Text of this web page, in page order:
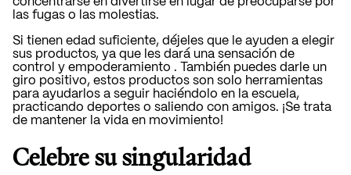
las fugas o las molestias.
Si tienen edad suficiente, déjeles que le ayuden a elegir
sus productos, ya que les dará una sensación de
control y empoderamiento . También puedes darle un
giro positivo, estos productos son solo herramientas
para ayudarlos a seguir haciéndolo en la escuela,
practicando deportes o saliendo con amigos. ¡Se trata
de mantener la vida en movimiento!
Celebre su singularidad